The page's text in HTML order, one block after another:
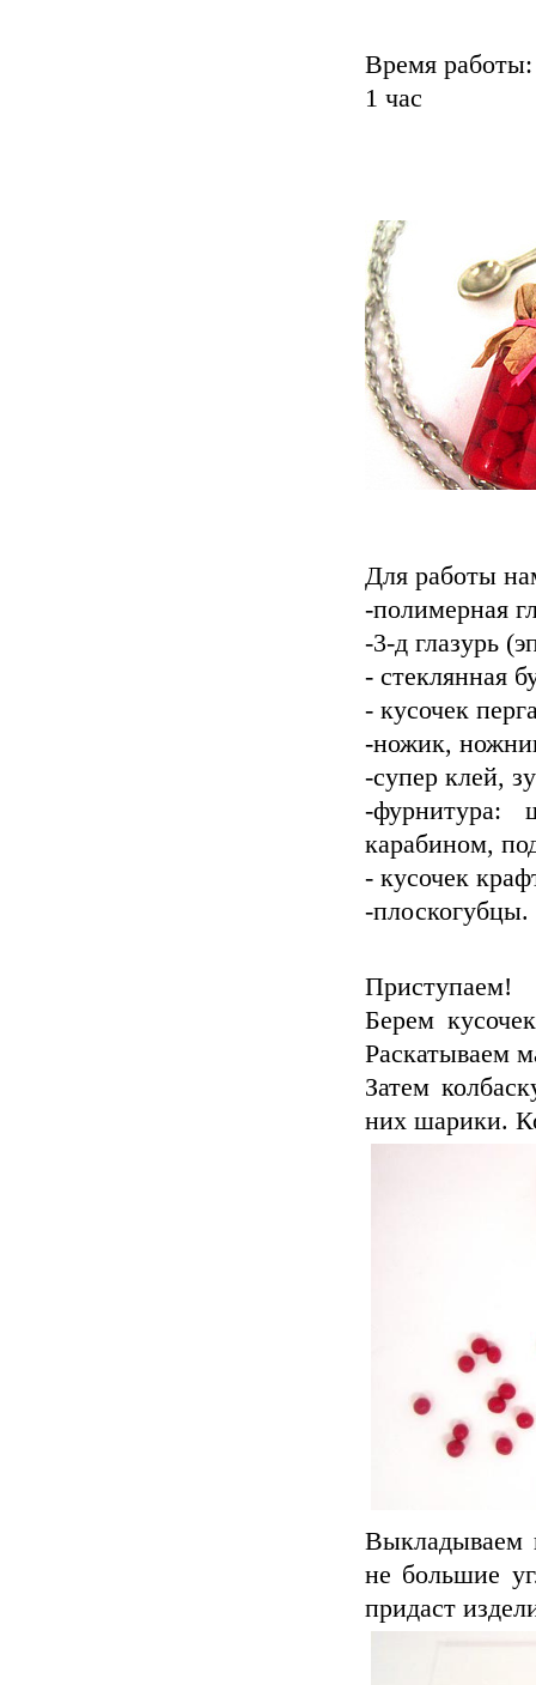
Время
1 час
Для работы
-полимерная
-3-д глазурь
- стеклянная
- кусочек
-ножик,
-супер клей,
-фурнитура:
карабином,
- кусочек
-плоскогубцы.
Приступаем!
Берем
Раскатываем
Затем
них шарики.
Выкладываем
не большие
придаст